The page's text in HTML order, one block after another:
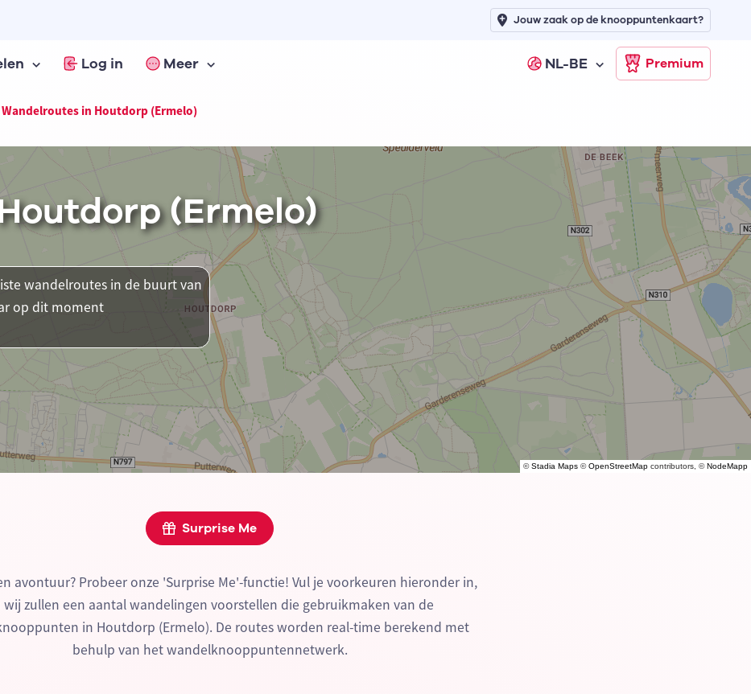
Log in Meer NL-BE Premium
Jouw zaak op de knooppuntenkaart?
Wandelroutes in Houtdorp (Ermelo)
©Stadia Maps ©OpenStreetMap contributors, ©NodeMapp
(Ermelo)
wandelroutes in de buurt van
op dit moment
Surprise Me
avontuur? Probeer onze 'Surprise Me'-functie! Vul je voorkeuren hieronder in,
wij zullen een aantal wandelingen voorstellen die gebruikmaken van de
in Houtdorp (Ermelo). De routes worden real-time berekend met
behulp van het wandelknooppuntennetwerk.